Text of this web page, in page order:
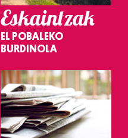
Eskaintzak
EL POBALEKO
BURDINOLA